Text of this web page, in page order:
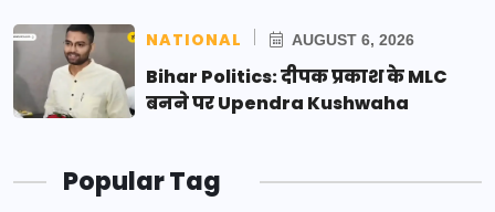
NATIONAL AUGUST 6, 2026
Bihar Politics: दीपक प्रकाश के MLC
बनने पर Upendra Kushwaha
Popular Tag